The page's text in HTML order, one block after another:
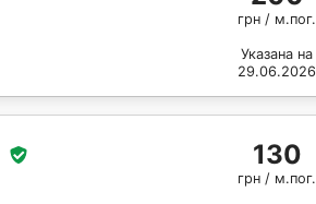
грн / м.пог.
Указана на
29.06.2026
130
грн / м.пог.